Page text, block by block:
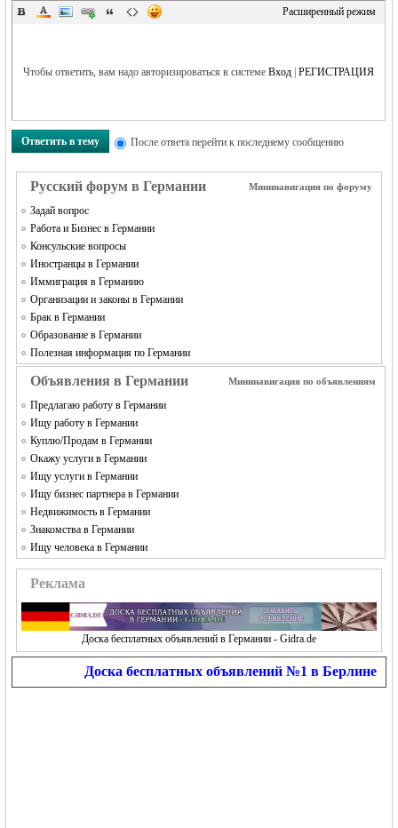
RU
Расширенный режим
Чтобы ответить, вам надо авторизироваться в системеВход |РЕГИСТРАЦИЯ
Ответить в тему После ответа перейти к последнему сообщению
Русский форум в Германии Мининавигация по форуму
Задай вопрос
Работа и Бизнес в Германии
Консульские вопросы
Иностранцы в Германии
Иммиграция в Германию
Организации и законы в Германии
Брак в Германии
Образование в Германии
Полезная информация по Германии
Объявления в Германии Мининавигация по объявлениям
Предлагаю работу в Германии
Ищу работу в Германии
Куплю/Продам в Германии
Окажу услуги в Германии
Ищу услуги в Германии
Ищу бизнес партнера в Германии
Недвижимость в Германии
Знакомства в Германии
Ищу человека в Германии
Реклама
Доска бесплатных объявлений в Германии - Gidra.de
Доска бесплатных объявлений №1 в Берлине